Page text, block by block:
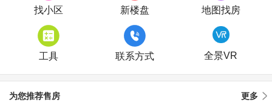
找小区 新楼盘 地图找房
工具 联系方式 全景VR
为您推荐售房 更多